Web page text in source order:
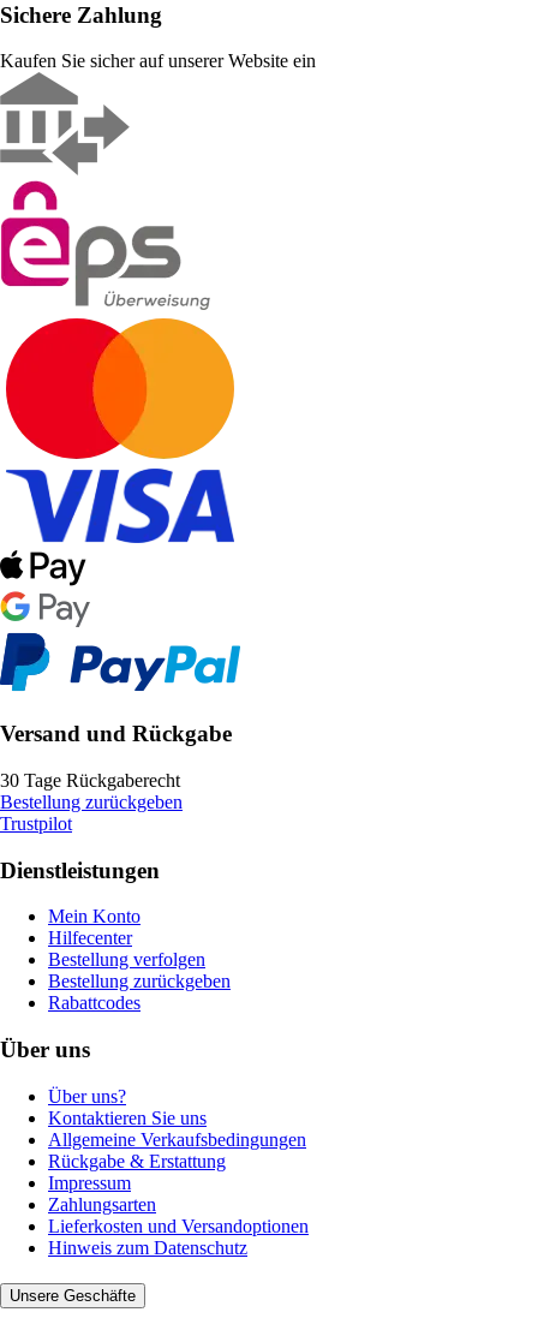
Sichere Zahlung
Kaufen Sie sicher auf unserer Website ein
Versand und Rückgabe
30 Tage Rückgaberecht
Bestellung zurückgeben
Trustpilot
Dienstleistungen
Mein Konto
Hilfecenter
Bestellung verfolgen
Bestellung zurückgeben
Rabattcodes
Über uns
Über uns?
Kontaktieren Sie uns
Allgemeine Verkaufsbedingungen
Rückgabe & Erstattung
Impressum
Zahlungsarten
Lieferkosten und Versandoptionen
Hinweis zum Datenschutz
Unsere Geschäfte